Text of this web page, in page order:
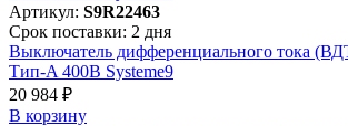
Артикул: S9R22463
Срок поставки: 2 дня
Выключатель дифференциального тока
Тип-A 400В Systeme9
20 984 ₽
В корзинy